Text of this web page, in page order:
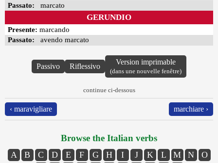
Passato: marcato
GERUNDIO
Presente: marcando
Passato: avendo marcato
Passivo Riflessivo
Version imprimable
(dans une nouvelle fenêtre)
continue ci-dessous
‹ maravigliare marchiare ›
Browse the Italian verbs
A B C D E F G H I J K L M N
O